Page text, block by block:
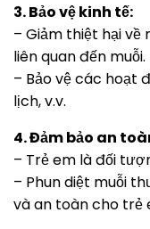
3. Bảo vệ kinh tế:
– Giảm thiệt hại
liên quan đến muỗi.
– Bảo vệ các hoạt
lịch, v.v.
4. Đảm bảo an
– Trẻ em là đối
– Phun diệt muỗi
và an toàn cho trẻ